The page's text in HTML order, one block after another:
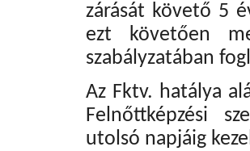
zárását követő 5
ezt követően
szabályzatában
Az Fktv. hatálya
Felnőttképzési
utolsó napjáig